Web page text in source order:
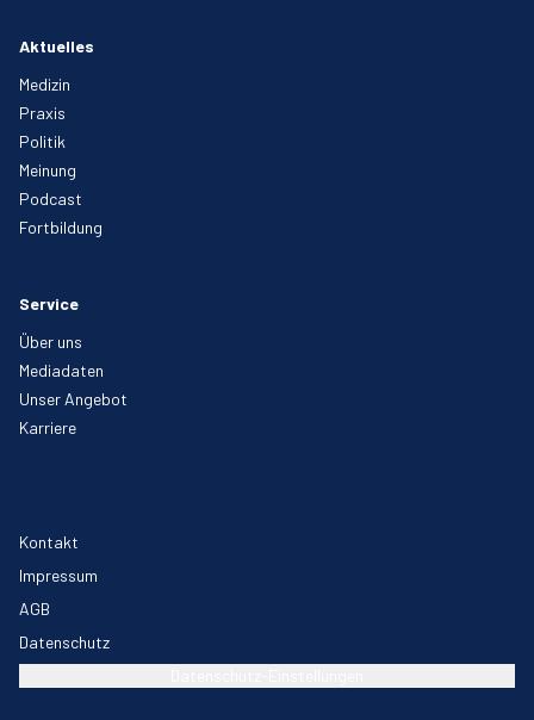
Aktuelles
Medizin
Praxis
Politik
Meinung
Podcast
Fortbildung
Service
Über uns
Mediadaten
Unser Angebot
Karriere
Kontakt
Impressum
AGB
Datenschutz